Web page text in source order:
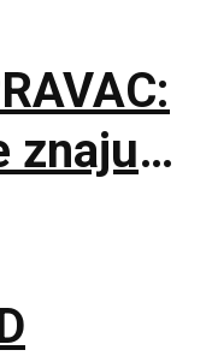
znaju
da se